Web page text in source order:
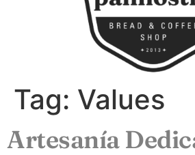
Tag: Values
Artesanía